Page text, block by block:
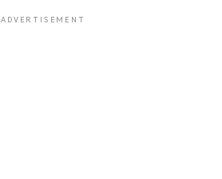
ADVERTISEMENT